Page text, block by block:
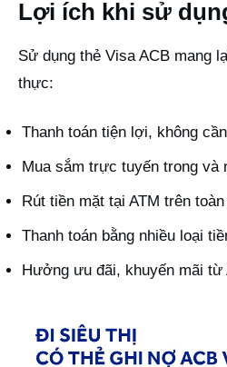
Lợi ích khi sử
Sử dụng thẻ Visa ACB mang
thực:
Thanh toán tiện lợi, không
Mua sắm trực tuyến trong và
Rút tiền mặt tại ATM trên
Thanh toán bằng nhiều loại
Hưởng ưu đãi, khuyến mãi từ